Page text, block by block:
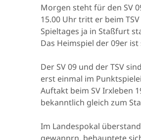
Morgen steht für den SV
15.00 Uhr tritt er beim
Spieltages ja in Staßfurt
Das Heimspiel der 09er
Der SV 09 und der TSV
erst einmal im
Auftakt beim SV Irxleben
bekanntlich gleich zum
Im Landespokal